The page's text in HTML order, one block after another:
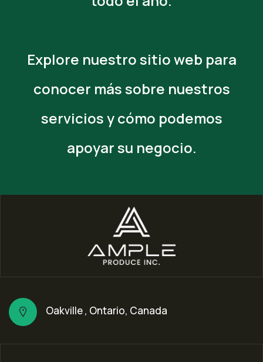
Explore nuestro sitio web para
conocer más sobre nuestros
servicios y cómo podemos
apoyar su negocio.
Oakville , Ontario, Canada